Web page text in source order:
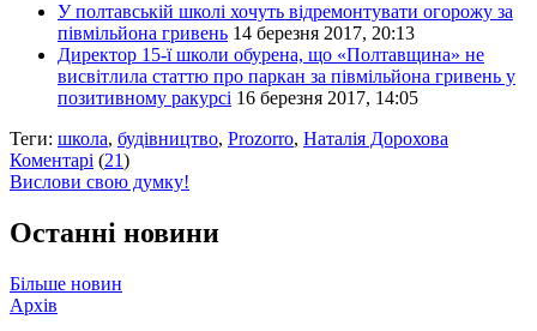
У полтавській школі хочуть відремонтувати огорожу за
півмільйона гривень 14 березня 2017, 20:13
Директор 15-ї школи обурена, що «Полтавщина» не
висвітлила статтю про паркан за півмільйона гривень у
позитивному ракурсі 16 березня 2017, 14:05
Теги: школа, будівництво, Prozorro, Наталія Дорохова
Коментарі (21)
Вислови свою думку!
Останні новини
Більше новин
Архів